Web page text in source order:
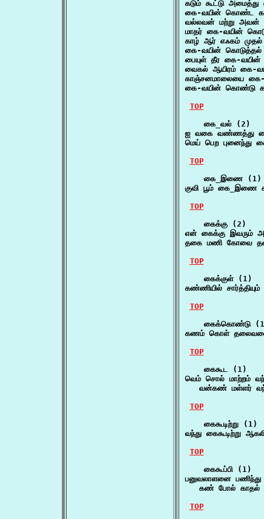
கடும் கூட்டு
கை-வயின் கொண்ட
வல்லவன் மற்று
மாதர் கை-வயின்
காழ் ஆர் எஃகம்
கை-வயின்
பையுள் தீர கை-
வைகல் ஆயிரம் கை-
காஞ்சனமாலையை கை-
கை-வயின் கொண்டு
TOP
    கை_வல் (2)
ஐ வகை வண்ணத்து
மெய் பெற புனைந்து
TOP
    கை_இணை (1)
குவி பூம் கை_இணை
TOP
    கைக்கு (2)
என் கைக்கு இவரும்
தகை மணி கோவை
TOP
    கைக்குள் (1)
கண்ணியில்
TOP
கைக்கொண்டு
கணம் கொள்
TOP
    கைகூட (1)
வெம் சொல் மாற்றம்
வன்கண் மள்ளர்
TOP
    கைகூடிற்று (1)
வந்து கைகூடிற்று
TOP
    கைகூப்பி (1)
பனுவலாளனை பணிந்து
கண் போல் காதல்
TOP